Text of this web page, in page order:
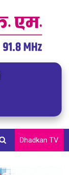
Dhadkan TV